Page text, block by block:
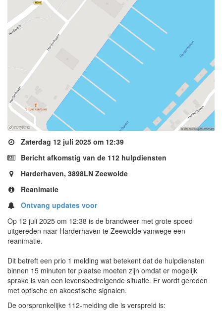
Zaterdag 12 juli 2025 om 12:39
Bericht afkomstig van de 112 hulpdiensten
Harderhaven, 3898LN Zeewolde
Reanimatie
Ontvang updates voor
Op 12 juli 2025 om 12:38 is de brandweer met grote spoed
uitgereden naar Harderhaven te Zeewolde vanwege een
reanimatie.
Dit betreft een prio 1 melding wat betekent dat de hulpdiensten
binnen 15 minuten ter plaatse moeten zijn omdat er mogelijk
sprake is van een levensbedreigende situatie. Er wordt gereden
met optische en akoestische signalen.
De oorspronkelijke 112-melding die is verspreid is: